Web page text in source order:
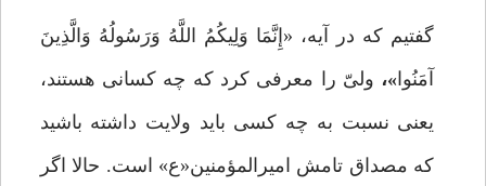
گفتیم که در آیه، «إِنَّمَا وَلِیکُمُ اللَّهُ وَرَسُولُهُ وَالَّذِینَ
آمَنُوا »، ولىّ را معرفى کرد که چه کسانى هستند،
یعنى نسبت به چه کسى باید ولایت داشته باشید
که مصداق تامش امیرالمؤمنین«ع»‌ است. حالا اگر